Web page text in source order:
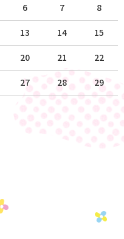
6 7 8
13 14 15
20 21 22
27 28 29